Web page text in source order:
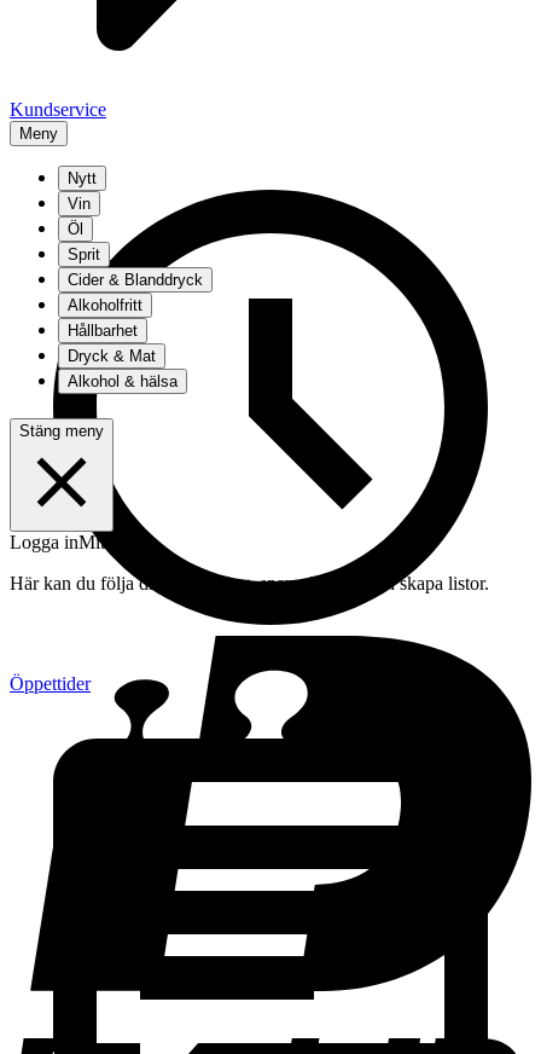
Kundservice
Meny
Öppettider
Nytt
Vin
Öl
Sprit
Cider & Blanddryck
Alkoholfritt
Hållbarhet
Dryck & Mat
Alkohol & hälsa
Stäng meny
Logga inMitt konto
Här kan du följa din beställning, spara drycker och skapa listor.